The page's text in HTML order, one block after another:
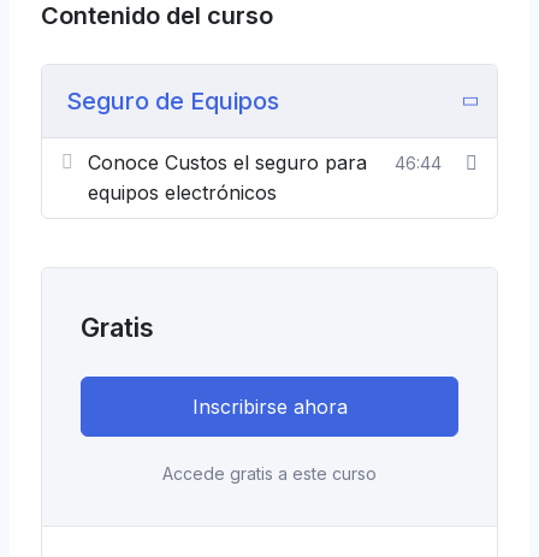
Contenido del curso
Seguro de Equipos
Conoce Custos el seguro para
equipos electrónicos
46:44
Gratis
Inscribirse ahora
Accede gratis a este curso